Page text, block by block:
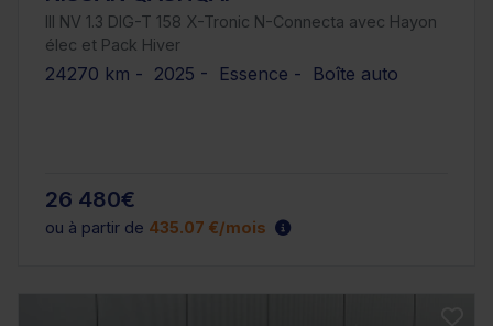
III NV 1.3 DIG-T 158 X-Tronic N-Connecta avec Hayon
élec et Pack Hiver
24270 km - 2025 - Essence - Boîte auto
26 480€
ou à partir de 435.07 €/mois